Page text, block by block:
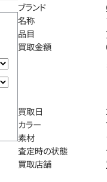
ブランド
名称
品目
買取金額
買取日
カラー
素材
査定時の状態
買取店舗